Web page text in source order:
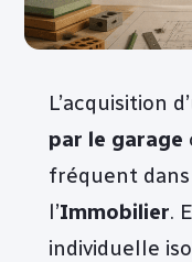
L’acquisition
par le garage
fréquent
l’Immobilier.
individuelle